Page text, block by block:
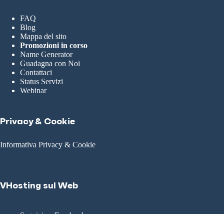
FAQ
Blog
Mappa del sito
Promozioni in corso
Name Generator
Guadagna con Noi
Contattaci
Status Servizi
Webinar
Privacy & Cookie
Informativa Privacy & Cookie
VHosting sul Web